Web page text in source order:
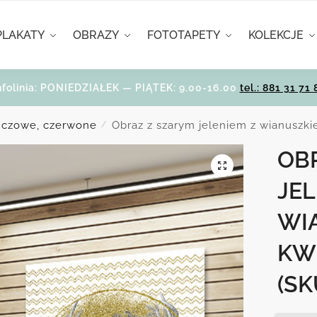
OBRAZY FOTOTAPETY KOLEKCJE
PONIEDZIAŁEK — PIĄTEK: 9.00-16.00 tel.: 881 31 71
czerwone / Obraz z szarym jeleniem z